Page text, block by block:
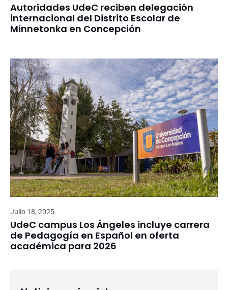
Autoridades UdeC reciben delegación
internacional del Distrito Escolar de
Minnetonka en Concepción
Julio 18, 2025
UdeC campus Los Ángeles incluye carrera
de Pedagogía en Español en oferta
académica para 2026